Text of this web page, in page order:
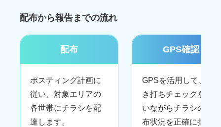
配布から報告までの流れ
配布
ポスティング計画に
従い、対象エリアの
各世帯にチラシを配
達します。
GPS確認
GPSを活用して、抜
き打ちチェックを行
いながらチラシの配
布状況を正確に把握